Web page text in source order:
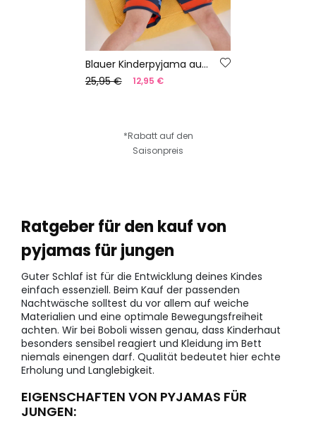
Blauer Kinderpyjama aus gestreifter Baumwolle
25,95 €
12,95 €
*Rabatt auf den
Saisonpreis
Ratgeber für den kauf von
pyjamas für jungen
Guter Schlaf ist für die Entwicklung deines Kindes
einfach essenziell. Beim Kauf der passenden
Nachtwäsche solltest du vor allem auf weiche
Materialien und eine optimale Bewegungsfreiheit
achten. Wir bei Boboli wissen genau, dass Kinderhaut
besonders sensibel reagiert und Kleidung im Bett
niemals einengen darf. Qualität bedeutet hier echte
Erholung und Langlebigkeit.
EIGENSCHAFTEN VON PYJAMAS FÜR
JUNGEN: